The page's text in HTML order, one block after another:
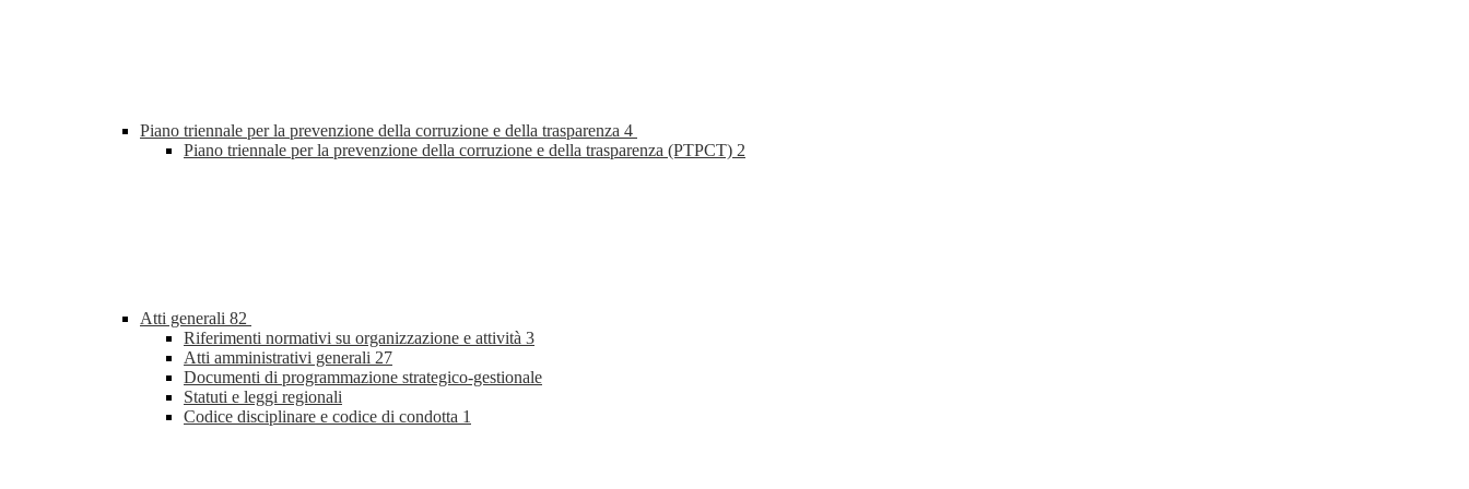
Piano triennale per la prevenzione della corruzione e della trasparenza 4
Piano triennale per la prevenzione della corruzione e della trasparenza (PTPCT) 2
Atti generali 82
Riferimenti normativi su organizzazione e attività 3
Atti amministrativi generali 27
Documenti di programmazione strategico-gestionale
Statuti e leggi regionali
Codice disciplinare e codice di condotta 1